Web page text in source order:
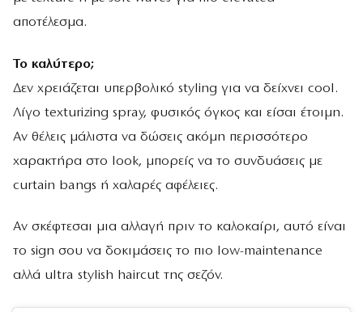
αποτέλεσμα.
Το καλύτερο;
Δεν χρειάζεται υπερβολικό styling για να δείχνει cool.
Λίγο texturizing spray, φυσικός όγκος και είσαι έτοιμη.
Αν θέλεις μάλιστα να δώσεις ακόμη περισσότερο
χαρακτήρα στο look, μπορείς να το συνδυάσεις με
curtain bangs ή χαλαρές αφέλειες.
Αν σκέφτεσαι μια αλλαγή πριν το καλοκαίρι, αυτό είναι
το sign σου να δοκιμάσεις το πιο low-maintenance
αλλά ultra stylish haircut της σεζόν.